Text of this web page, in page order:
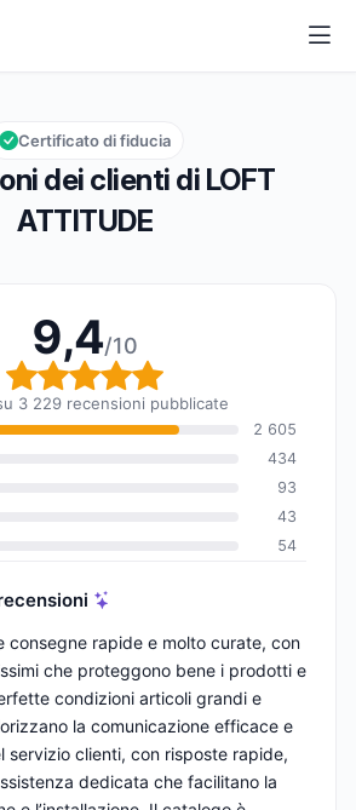
su 10
dei clienti di LOFT
ATTITUDE
Certificato di fiducia
9,4/10
Valutazione globale:
3 229 recensioni pubblicate
2 605
434
93
43
54
consegne rapide e molto curate, con
che proteggono bene i prodotti e
condizioni articoli grandi e
la comunicazione efficace e
servizio clienti, con risposte rapide,
dedicata che facilitano la